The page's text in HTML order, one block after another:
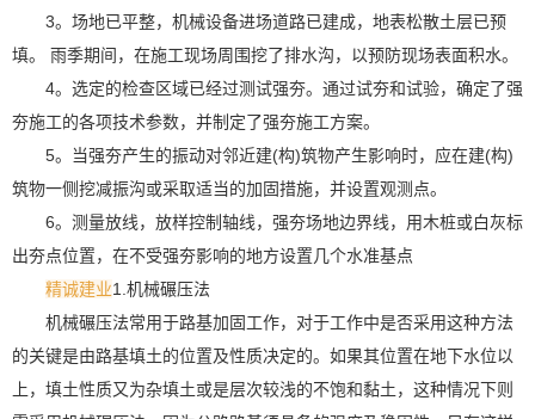
3。场地已平整，机械设备进场道路已建成，地表松散土层已预
填。 雨季期间，在施工现场周围挖了排水沟，以预防现场表面积水。
4。选定的检查区域已经过测试强夯。通过试夯和试验，确定了强
夯施工的各项技术参数，并制定了强夯施工方案。
5。当强夯产生的振动对邻近建(构)筑物产生影响时，应在建(构)
筑物一侧挖减振沟或采取适当的加固措施，并设置观测点。
6。测量放线，放样控制轴线，强夯场地边界线，用木桩或白灰标
出夯点位置，在不受强夯影响的地方设置几个水准基点
精诚建业1.机械碾压法
机械碾压法常用于路基加固工作，对于工作中是否采用这种方法
的关键是由路基填土的位置及性质决定的。如果其位置在地下水位以
上，填土性质又为杂填土或是层次较浅的不饱和黏土，这种情况下则